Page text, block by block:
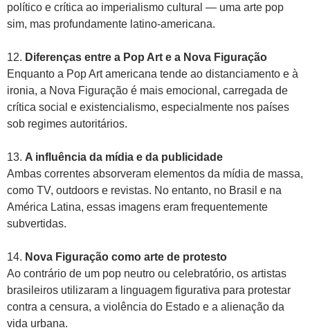
político e crítica ao imperialismo cultural — uma arte pop
sim, mas profundamente latino-americana.
12. Diferenças entre a Pop Art e a Nova Figuração
Enquanto a Pop Art americana tende ao distanciamento e à
ironia, a Nova Figuração é mais emocional, carregada de
crítica social e existencialismo, especialmente nos países
sob regimes autoritários.
13. A influência da mídia e da publicidade
Ambas correntes absorveram elementos da mídia de massa,
como TV, outdoors e revistas. No entanto, no Brasil e na
América Latina, essas imagens eram frequentemente
subvertidas.
14. Nova Figuração como arte de protesto
Ao contrário de um pop neutro ou celebratório, os artistas
brasileiros utilizaram a linguagem figurativa para protestar
contra a censura, a violência do Estado e a alienação da
vida urbana.